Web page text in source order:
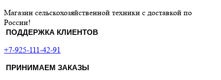
Магазин сельскохозяйственной техники с доставкой по
России!
ПОДДЕРЖКА КЛИЕНТОВ
+7-925-111-42-91
ПРИНИМАЕМ ЗАКАЗЫ